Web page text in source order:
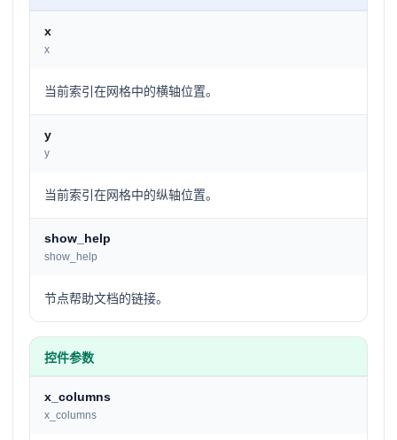
x
x
当前索引在网格中的横轴位置。
y
y
当前索引在网格中的纵轴位置。
show_help
show_help
节点帮助文档的链接。
控件参数
x_columns
x_columns